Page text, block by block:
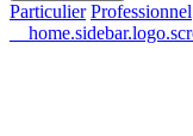
Particulier Professionnel